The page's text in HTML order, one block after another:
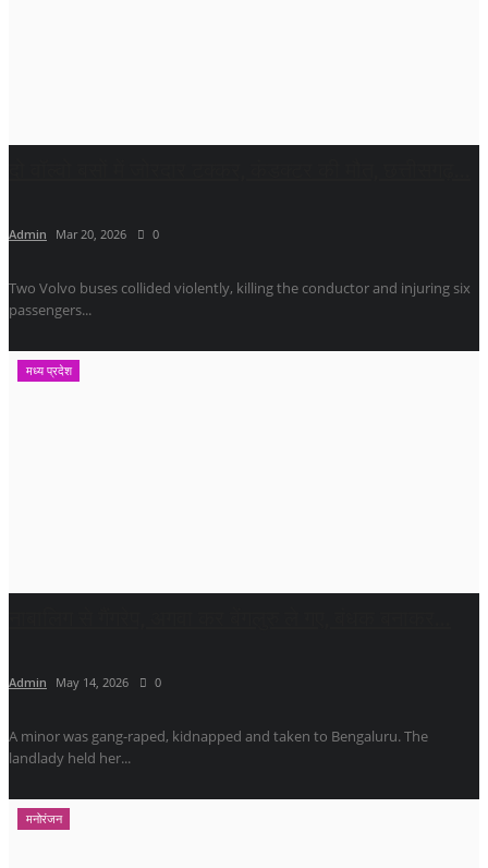
Admin Mar 20, 2026 0
Two Volvo buses collided violently, killing the conductor and injuring six
passengers...
मध्य प्रदेश
Admin May 14, 2026 0
A minor was gang-raped, kidnapped and taken to Bengaluru. The
landlady held her...
मनोरंजन